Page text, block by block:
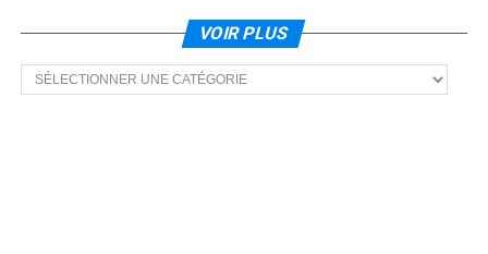
VOIR PLUS
Voir
plus